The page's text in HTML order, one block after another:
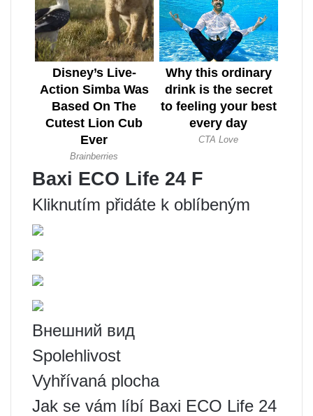
Baxi ECO Life 24 F
Kliknutím přidáte k oblíbeným
Внешний вид
Spolehlivost
Vyhřívaná plocha
Jak se vám líbí Baxi ECO Life 24